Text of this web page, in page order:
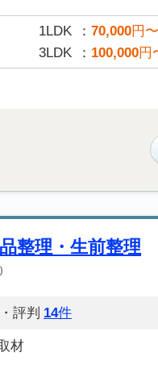
1LDK 70,000円〜
3LDK 100,000円
整理・生前整理
評判 14件
材